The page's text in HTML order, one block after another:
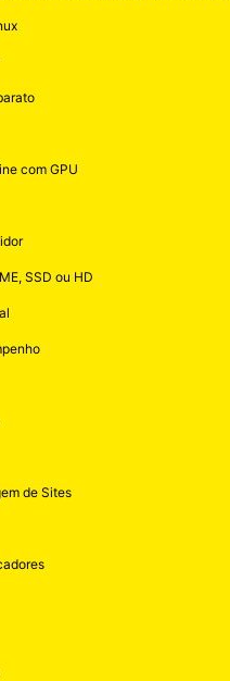
com GPU
SSD ou HD
de Sites